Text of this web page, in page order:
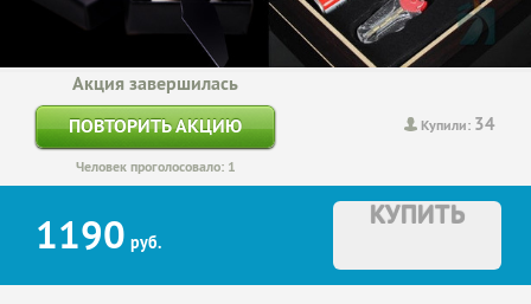
Купили: 34
Акция завершилась
ПОВТОРИТЬ АКЦИЮ
Человек проголосовало: 1
1190 руб.
КУПИТЬ